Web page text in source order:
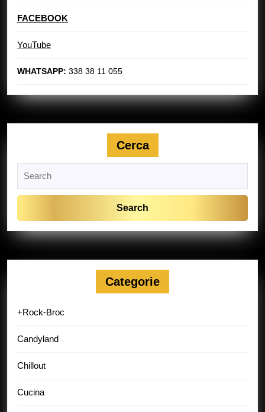
FACEBOOK
YouTube
WHATSAPP: 338 38 11 055
Cerca
for:
Categorie
+Rock-Broc
Candyland
Chillout
Cucina